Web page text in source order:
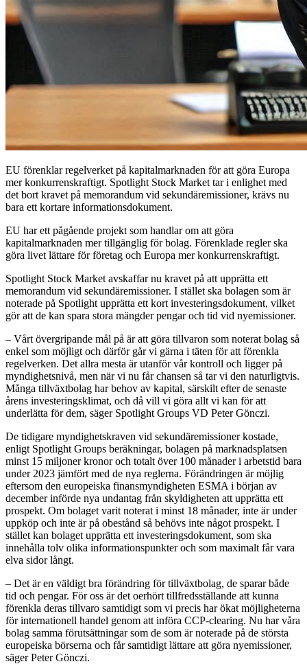
EU förenklar regelverket på kapitalmarknaden för att göra Europa
mer konkurrenskraftigt. Spotlight Stock Market tar i enlighet med
det bort kravet på memorandum vid sekundäremissioner, krävs nu
bara ett kortare informationsdokument.
EU har ett pågående projekt som handlar om att göra
kapitalmarknaden mer tillgänglig för bolag. Förenklade regler ska
göra livet lättare för företag och Europa mer konkurrenskraftigt.
Spotlight Stock Market avskaffar nu kravet på att upprätta ett
memorandum vid sekundäremissioner. I stället ska bolagen som är
noterade på Spotlight upprätta ett kort investeringsdokument, vilket
gör att de kan spara stora mängder pengar och tid vid nyemissioner.
– Vårt övergripande mål på är att göra tillvaron som noterat bolag så
enkel som möjligt och därför går vi gärna i täten för att förenkla
regelverken. Det allra mesta är utanför vår kontroll och ligger på
myndighetsnivå, men när vi nu får chansen så tar vi den naturligtvis.
Många tillväxtbolag har behov av kapital, särskilt efter de senaste
årens investeringsklimat, och då vill vi göra allt vi kan för att
underlätta för dem, säger Spotlight Groups VD Peter Gönczi.
De tidigare myndighetskraven vid sekundäremissioner kostade,
enligt Spotlight Groups beräkningar, bolagen på marknadsplatsen
minst 15 miljoner kronor och totalt över 100 månader i arbetstid bara
under 2023 jämfört med de nya reglerna. Förändringen är möjlig
eftersom den europeiska finansmyndigheten ESMA i början av
december införde nya undantag från skyldigheten att upprätta ett
prospekt. Om bolaget varit noterat i minst 18 månader, inte är under
uppköp och inte är på obestånd så behövs inte något prospekt. I
stället kan bolaget upprätta ett investeringsdokument, som ska
innehålla tolv olika informationspunkter och som maximalt får vara
elva sidor långt.
– Det är en väldigt bra förändring för tillväxtbolag, de sparar både
tid och pengar. För oss är det oerhört tillfredsställande att kunna
förenkla deras tillvaro samtidigt som vi precis har ökat möjligheterna
för internationell handel genom att införa CCP-clearing. Nu har våra
bolag samma förutsättningar som de som är noterade på de största
europeiska börserna och får samtidigt lättare att göra nyemissioner,
säger Peter Gönczi.